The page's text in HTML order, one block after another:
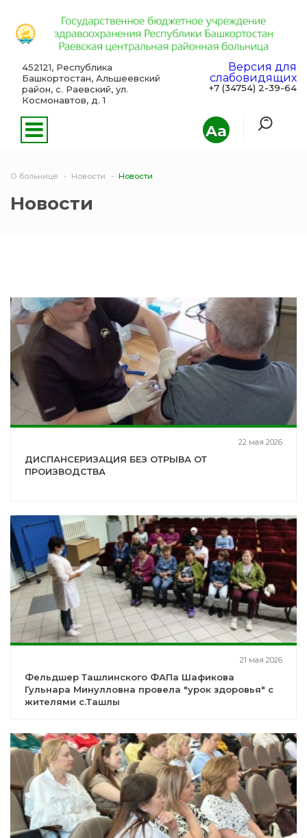
Aa
452121, Республика
Башкортостан, Альшеевский
район, с. Раевский, ул.
Космонавтов, д. 1
Версия для
слабовидящих
+7 (34754) 2-39-64
О больнице Новости Новости
Новости
22 мая 2026
ДИСПАНСЕРИЗАЦИЯ БЕЗ ОТРЫВА ОТ
ПРОИЗВОДСТВА
21 мая 2026
Фельдшер Ташлинского ФАПа Шафикова
Гульнара Минулловна провела "урок здоровья" с
жителями с.Ташлы